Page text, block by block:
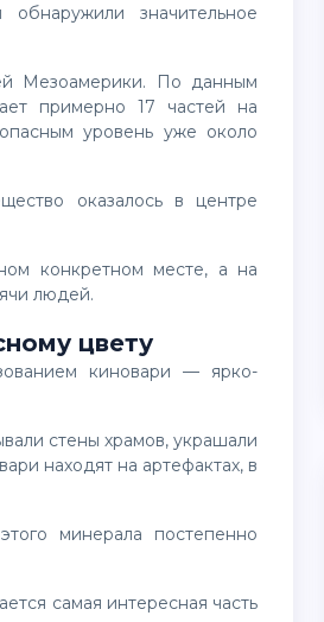
примерно 17 частей на
уровень уже около
людей.
цвету
находят на артефактах, в